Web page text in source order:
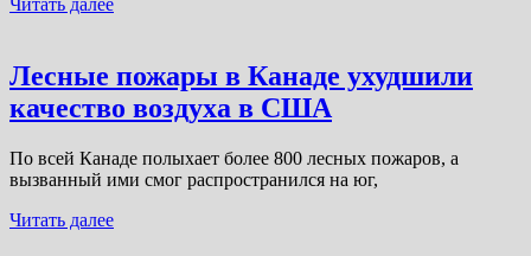
Читать далее
Лесные пожары в Канаде ухудшили
качество воздуха в США
По всей Канаде полыхает более 800 лесных пожаров, а
вызванный ими смог распространился на юг,
Читать далее